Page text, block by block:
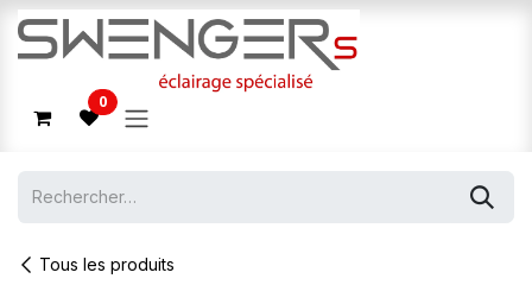
Se rendre au contenu
0
Tous les produits